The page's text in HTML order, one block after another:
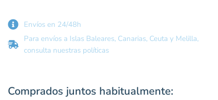
Envíos en 24/48h
Para envíos a Islas Baleares, Canarias, Ceuta y Melilla,
consulta nuestras políticas
Comprados juntos habitualmente: